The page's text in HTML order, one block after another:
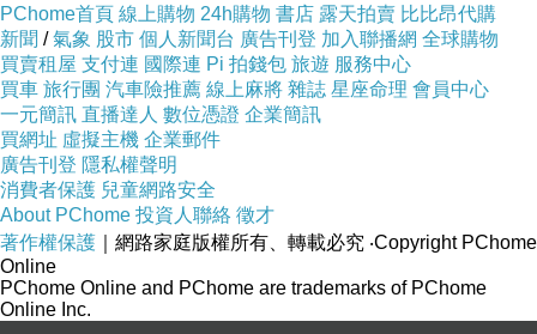
服可以理解他們這樣沒有履行承諾造成我困擾（因為我還
必須聯繫安排其他人及事項），最後我還特別說「希望明
天一早可以給我一個滿意的答覆」。
PChome首頁 線上購物 24h購物 書店 露天拍賣 比比昂代購
新聞 /氣象 股市 個人新聞台 廣告刊登 加入聯播網 全球購物
買賣租屋 支付連 國際連 Pi 拍錢包 旅遊 服務中心
買車 旅行團 汽車險推薦 線上麻將 雜誌 星座命理 會員中心
一元簡訊 直播達人 數位憑證 企業簡訊
買網址 虛擬主機 企業郵件
廣告刊登 隱私權聲明
消費者保護 兒童網路安全
About PChome 投資人聯絡 徵才
著作權保護 ｜網路家庭版權所有、轉載必究 ‧Copyright PChome
Online
PChome Online and PChome are trademarks of PChome
Online Inc.